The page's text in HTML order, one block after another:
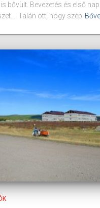
bővült. Bevezetés és első
Talán ott, hogy szép